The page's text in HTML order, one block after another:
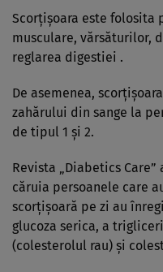
Scorţişoara este folosita
musculare, vărsăturilor,
reglarea digestiei .
De asemenea,
zahărului din sange la
de tipul 1 şi 2.
Revista „Diabetics
căruia persoanele care
scorţişoară pe zi au
glucoza serica, a
(colesterolul rau) şi